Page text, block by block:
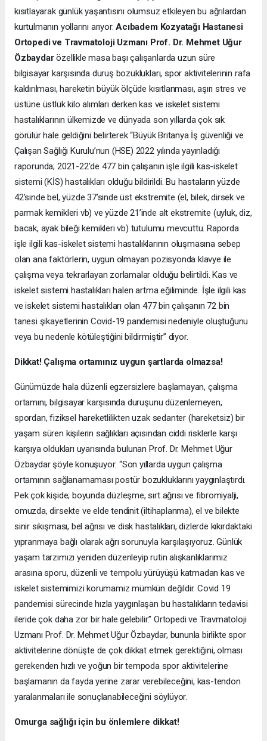
kısıtlayarak günlük yaşantısını olumsuz etkileyen bu ağrılardan
kurtulmanın yollarını arıyor.Acıbadem Kozyatağı Hastanesi
Ortopedi ve Travmatoloji Uzmanı Prof. Dr. Mehmet Uğur
Özbaydarözellikle masa başı çalışanlarda uzun süre
bilgisayar karşısında duruş bozuklukları, spor aktivitelerinin rafa
kaldırılması, hareketin büyük ölçüde kısıtlanması, aşırı stres ve
üstüne üstlük kilo alımları derken kas ve iskelet sistemi
hastalıklarının ülkemizde ve dünyada son yıllarda çok sık
görülür hale geldiğini belirterek “Büyük Britanya İş güvenliği ve
Çalışan Sağlığı Kurulu’nun (HSE) 2022 yılında yayınladığı
raporunda; 2021-22’de 477 bin çalışanın işle ilgili kas-iskelet
sistemi (KİS) hastalıkları olduğu bildirildi. Bu hastaların yüzde
42’sinde bel, yüzde 37’sinde üst ekstremite (el, bilek, dirsek ve
parmak kemikleri vb) ve yüzde 21’inde alt ekstremite (uyluk, diz,
bacak, ayak bileği kemikleri vb) tutulumu mevcuttu. Raporda
işle ilgili kas-iskelet sistemi hastalıklarının oluşmasına sebep
olan ana faktörlerin, uygun olmayan pozisyonda klavye ile
çalışma veya tekrarlayan zorlamalar olduğu belirtildi. Kas ve
iskelet sistemi hastalıkları halen artma eğiliminde. İşle ilgili kas
ve iskelet sistemi hastalıkları olan 477 bin çalışanın 72 bin
tanesi şikayetlerinin Covid-19 pandemisi nedeniyle oluştuğunu
veya bu nedenle kötüleştiğini bildirmiştir” diyor.
Dikkat! Çalışma ortamınız uygun şartlarda olmazsa!
Günümüzde hala düzenli egzersizlere başlamayan, çalışma
ortamını, bilgisayar karşısında duruşunu düzenlemeyen,
spordan, fiziksel hareketlilikten uzak sedanter (hareketsiz) bir
yaşam süren kişilerin sağlıkları açısından ciddi risklerle karşı
karşıya oldukları uyarısında bulunan Prof. Dr. Mehmet Uğur
Özbaydar şöyle konuşuyor: “Son yıllarda uygun çalışma
ortamının sağlanamaması postür bozukluklarını yaygınlaştırdı.
Pek çok kişide; boyunda düzleşme, sırt ağrısı ve fibromiyalji,
omuzda, dirsekte ve elde tendinit (iltihaplanma), el ve bilekte
sinir sıkışması, bel ağrısı ve disk hastalıkları, dizlerde kıkırdaktaki
yıpranmaya bağlı olarak ağrı sorunuyla karşılaşıyoruz. Günlük
yaşam tarzımızı yeniden düzenleyip rutin alışkanlıklarımız
arasına sporu, düzenli ve tempolu yürüyüşü katmadan kas ve
iskelet sistemimizi korumamız mümkün değildir. Covid 19
pandemisi sürecinde hızla yaygınlaşan bu hastalıkların tedavisi
ileride çok daha zor bir hale gelebilir.” Ortopedi ve Travmatoloji
Uzmanı Prof. Dr. Mehmet Uğur Özbaydar, bununla birlikte spor
aktivitelerine dönüşte de çok dikkat etmek gerektiğini, olması
gerekenden hızlı ve yoğun bir tempoda spor aktivitelerine
başlamanın da fayda yerine zarar verebileceğini, kas-tendon
yaralanmaları ile sonuçlanabileceğini söylüyor.
Omurga sağlığı için bu önlemlere dikkat!